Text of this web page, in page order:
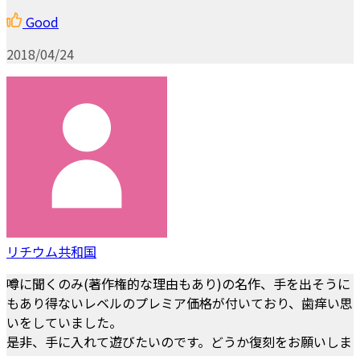
Good
2018/04/24
リチウム共和国
噂に聞くのみ(著作権的な理由もあり)の名作、手を出そうに
もあり得ないレベルのプレミア価格が付いており、歯痒い思
いをしていました。
是非、手に入れて遊びたいのです。どうか復刻をお願いしま